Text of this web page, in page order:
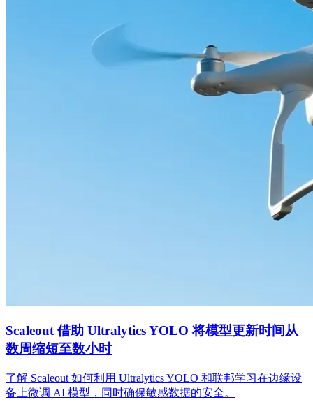
Scaleout 借助 Ultralytics YOLO 将模型更新时间从
数周缩短至数小时
了解 Scaleout 如何利用 Ultralytics YOLO 和联邦学习在边缘设
备上微调 AI 模型，同时确保敏感数据的安全。